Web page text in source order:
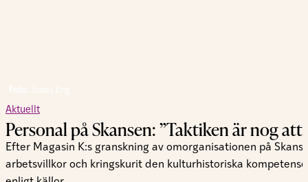
Aktuellt
Personal på Skansen: ”Taktiken är nog
Efter Magasin K:s granskning av omorganisationen på
arbetsvillkor och kringskurit den kulturhistoriska